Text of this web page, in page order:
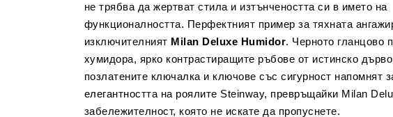
не трябва да жертват стила и изтънчеността си в името на
функционалността. Перфектният пример за тяхната
изключителният Milan Deluxe Humidor. Черното гланцово
хумидора, ярко контрастиращите ръбове от истинско
позлатените ключалка и ключове със сигурност напомнят
елегантността на роялите Steinway, превръщайки Milan
забележителност, която не искате да пропуснете.